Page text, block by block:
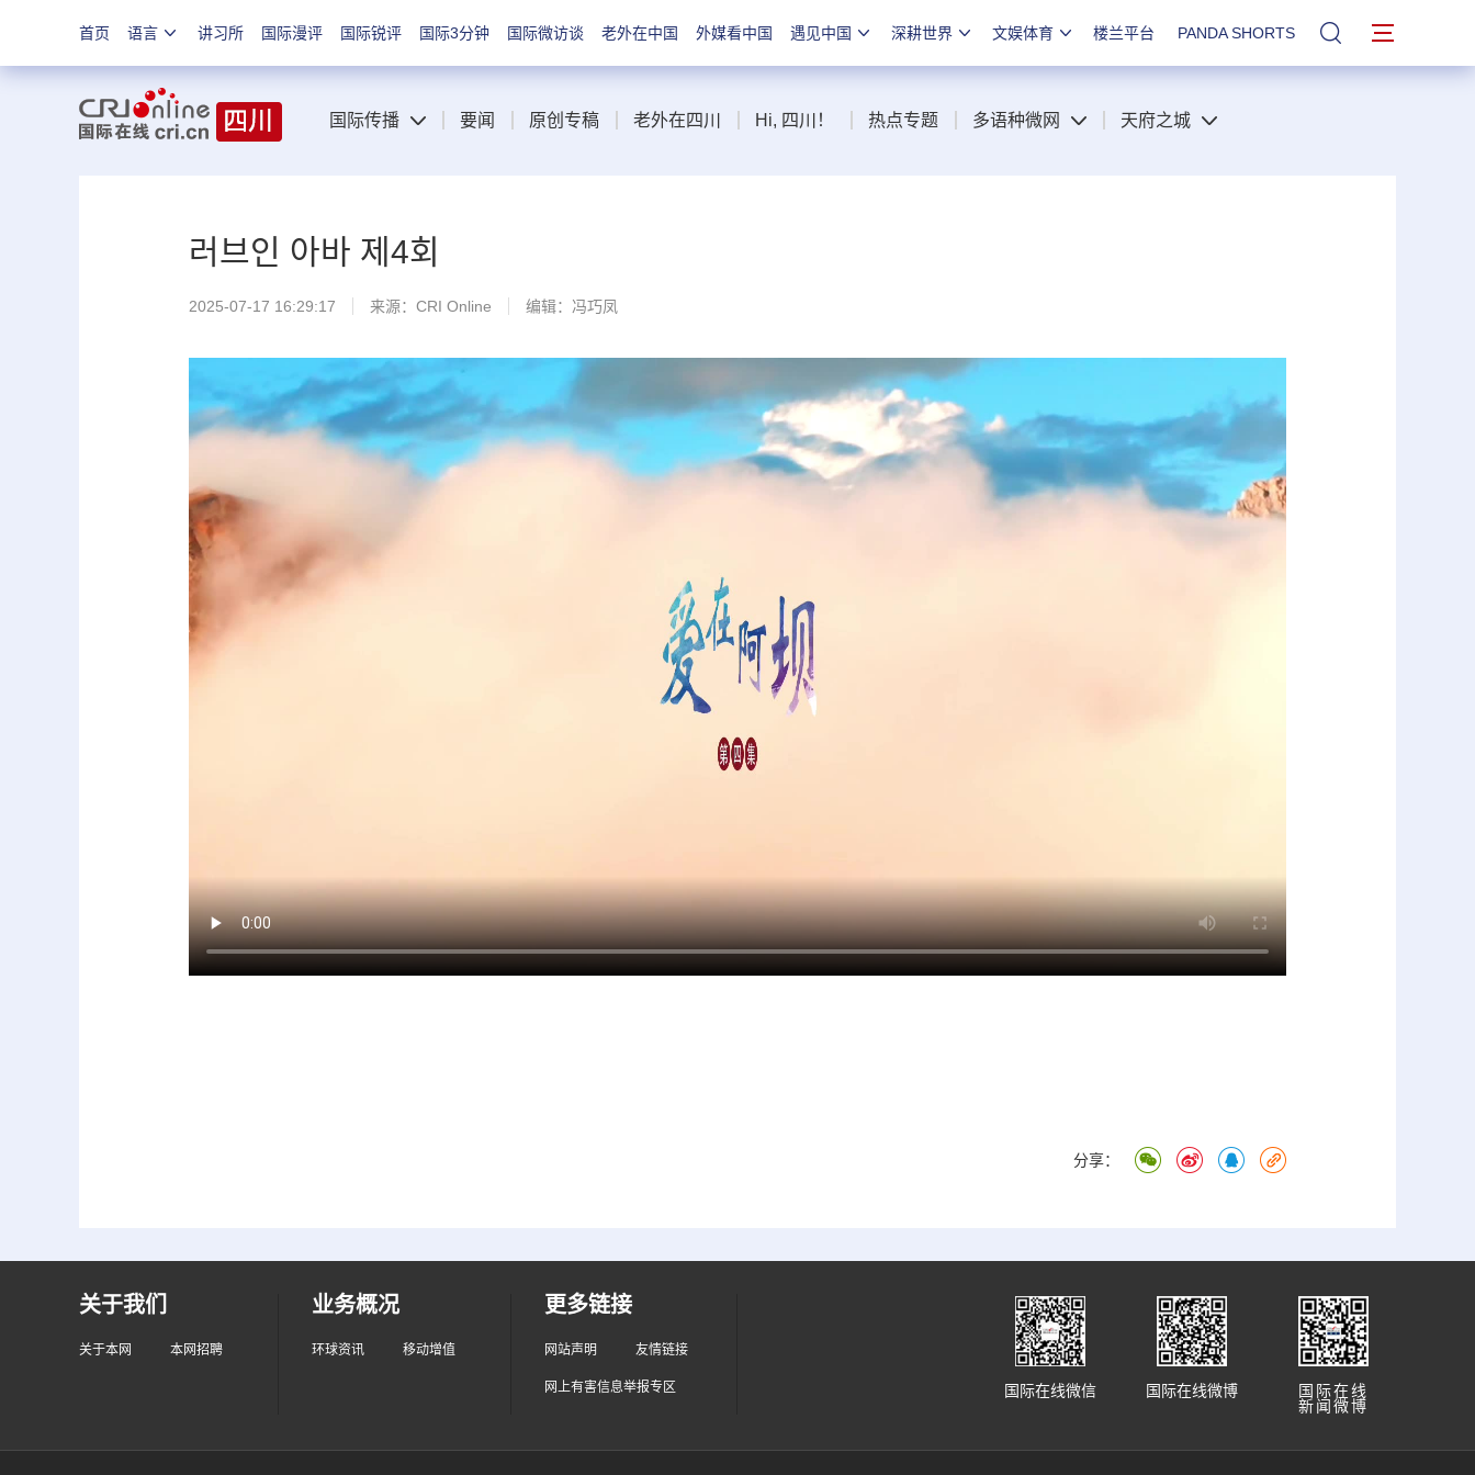
首页 语言 讲习所 国际漫评 国际锐评 国际3分钟 国际微访谈 老外在中国 外媒看中国 遇见中国 深耕世界 文娱体育 楼兰平台 PANDA SHORTS 站内搜索
国际传播 要闻 原创专稿 老外在四川 Hi, 四川！ 热点专题 多语种微网 天府之城
러브인 아바 제4회
2025-07-17 16:29:17 来源：CRI Online 编辑：冯巧凤
分享：
关于我们
关于本网 本网招聘
业务概况
环球资讯 移动增值
更多链接
网站声明 友情链接
网上有害信息举报专区
国际在线
新闻微博
国际在线微博
国际在线微信